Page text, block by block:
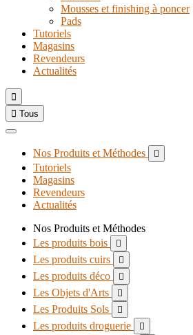
Mousses et finishing à poncer
Pads
Tutoriels
Magasins
Revendeurs
Actualités

 Tous
Nos Produits et Méthodes 
Tutoriels
Magasins
Revendeurs
Actualités
Nos Produits et Méthodes
Les produits bois

Les produits cuirs 
Les produits déco 
Les Objets d'Arts 
Les Produits Sols 
Les produits droguerie 